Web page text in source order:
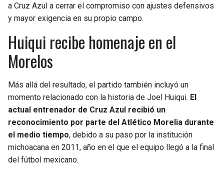
a Cruz Azul a cerrar el compromiso con ajustes defensivos
y mayor exigencia en su propio campo.
Huiqui recibe homenaje en el
Morelos
Más allá del resultado, el partido también incluyó un
momento relacionado con la historia de Joel Huiqui. El
actual entrenador de Cruz Azul recibió un
reconocimiento por parte del Atlético Morelia durante
el medio tiempo, debido a su paso por la institución
michoacana en 2011, año en el que el equipo llegó a la final
del fútbol mexicano.